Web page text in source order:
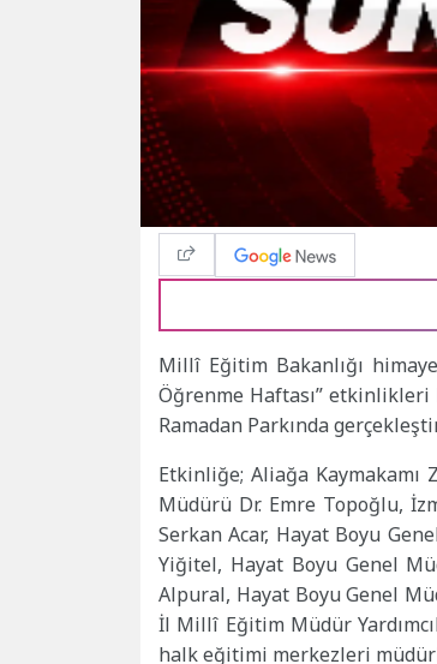
Millî Eğitim Bakanlığı
Öğrenme Haftası” etkinlikleri
Ramadan Parkında
Etkinliğe; Aliağa Kaymakamı
Müdürü Dr. Emre Topoğlu,
Serkan Acar, Hayat Boyu
Yiğitel, Hayat Boyu Genel
Alpural, Hayat Boyu Genel
İl Millî Eğitim Müdür
halk eğitimi merkezleri